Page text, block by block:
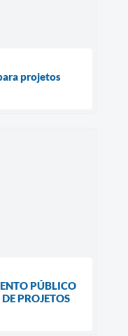
projetos
PÚBLICO
PROJETOS